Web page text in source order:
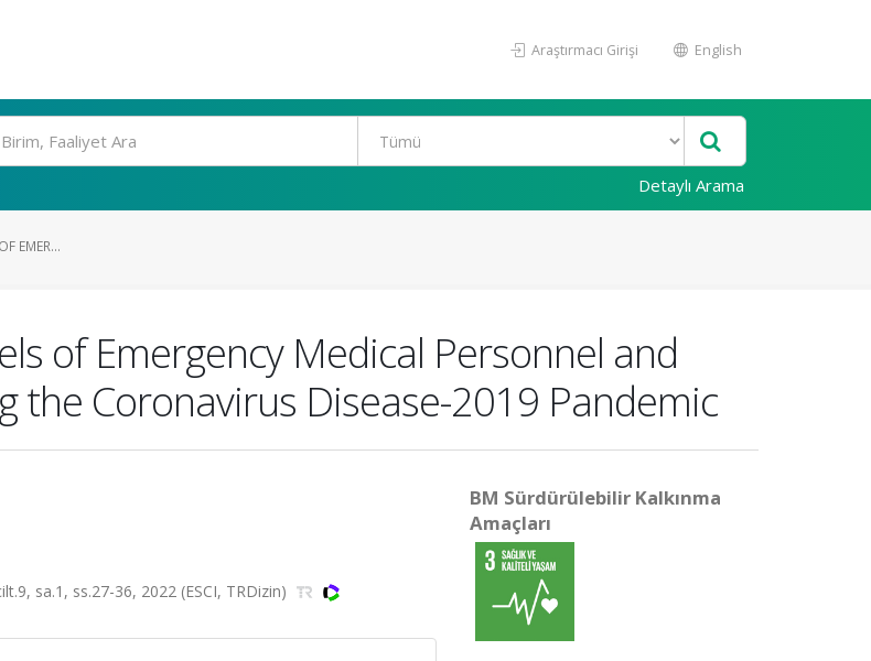
Araştırmacı Girişi English
Detaylı Arama
EMER...
of Emergency Medical Personnel and
the Coronavirus Disease-2019 Pandemic
sa.1, ss.27-36, 2022 (ESCI, TRDizin)
BM Sürdürülebilir Kalkınma
Amaçları